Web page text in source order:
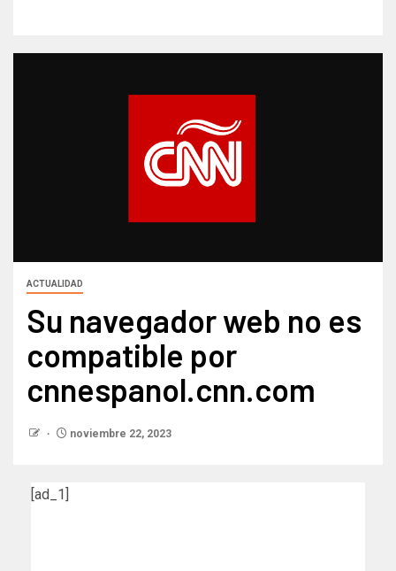
ACTUALIDAD
Su navegador web no es
compatible por
cnnespanol.cnn.com
noviembre 22, 2023
[ad_1]